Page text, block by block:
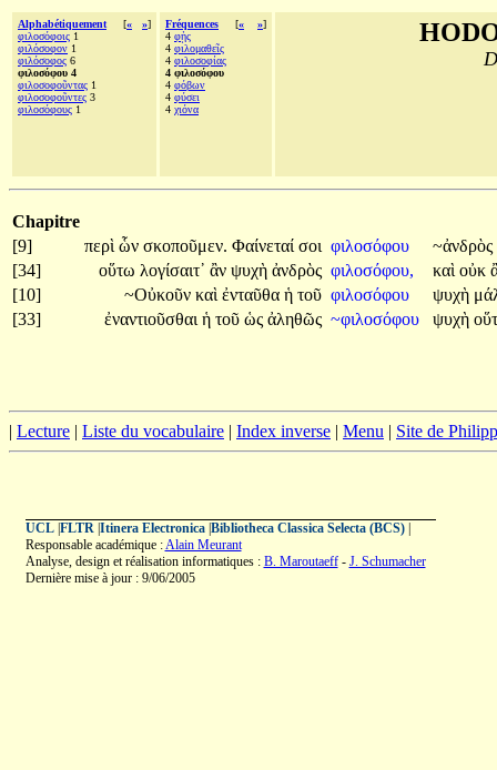
Alphabétiquement [« »]
φιλοσόφοις 1
φιλόσοφον 1
φιλόσοφος 6
φιλοσόφου 4
φιλοσοφοῦντας 1
φιλοσοφοῦντες 3
φιλοσόφους 1
Fréquences [« »]
4 φῂς
4 φιλομαθεῖς
4 φιλοσοφίας
4 φιλοσόφου
4 φόβων
4 φύσει
4 χιόνα
Chapitre
[9]
περὶ ὧν σκοποῦμεν. Φαίνεταί σοι φιλοσόφου
~ἀνδρὸς
[34]
οὕτω λογίσαιτ᾽ ἂν ψυχὴ ἀνδρὸς φιλοσόφου, καὶ οὐκ
[10]
~Οὐκοῦν καὶ ἐνταῦθα ἡ τοῦ φιλοσόφου ψυχὴ
[33]
ἐναντιοῦσθαι ἡ τοῦ ὡς ἀληθῶς ~φιλοσόφου ψυχὴ
| Lecture | Liste du vocabulaire | Index inverse | Menu | Site de
UCL| FLTR| Itinera Electronica| Bibliotheca Classica Selecta (BCS)|
Responsable académique :Alain Meurant
Analyse, design et réalisation informatiques : B. Maroutaeff- J. Schumacher
Dernière mise à jour : 9/06/2005